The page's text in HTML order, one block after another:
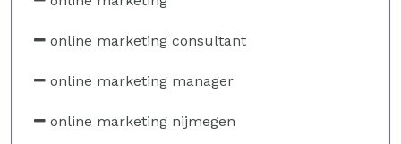
online marketing consultant
online marketing manager
online marketing nijmegen